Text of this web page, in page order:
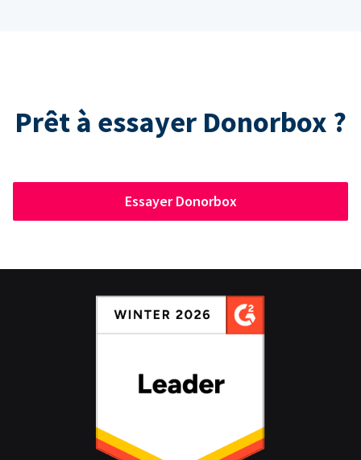
Prêt à essayer Donorbox ?
Essayer Donorbox